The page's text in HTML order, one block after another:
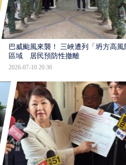
巴威颱風來襲！ 三峽遭列「坍方高風
區域 居民預防性撤離
2026-07-10 20:36